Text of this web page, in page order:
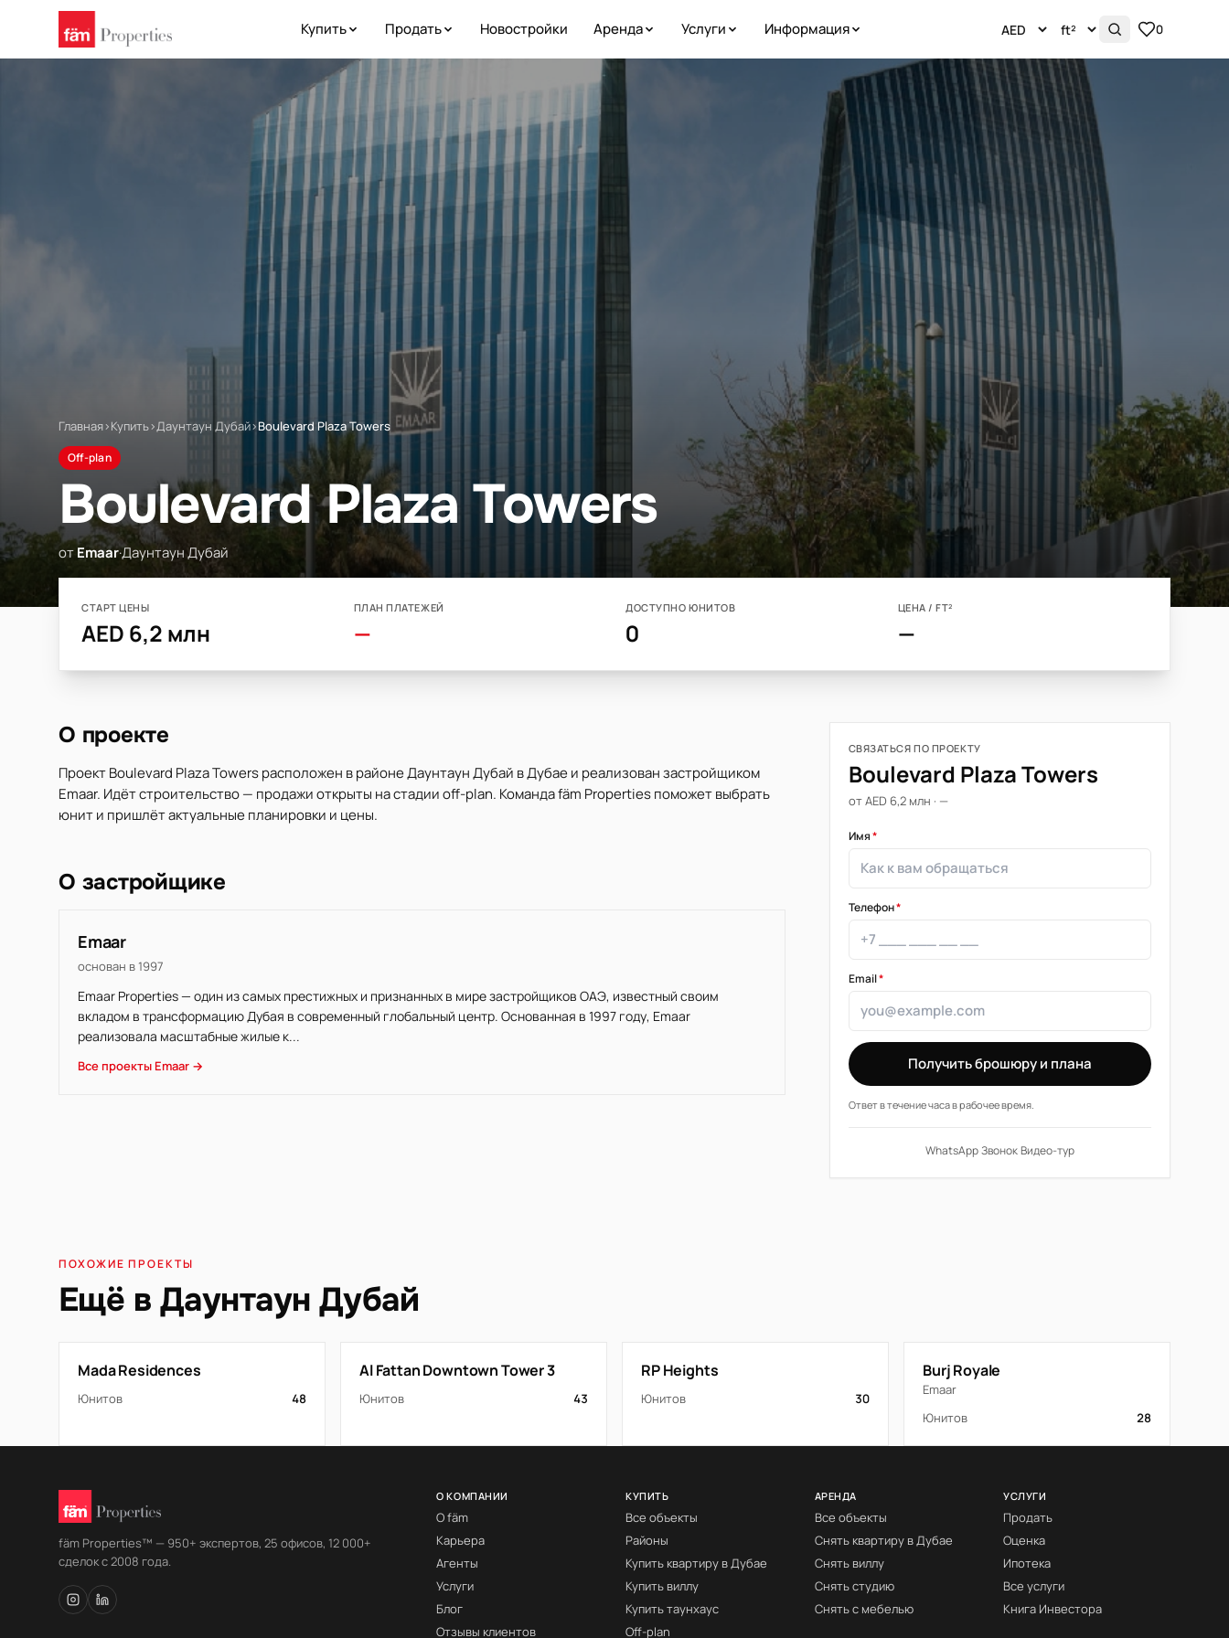
Купить Продать Новостройки Аренда Услуги Информация 0
Главная›Купить›Даунтаун Дубай›Boulevard Plaza Towers
Off-plan
Boulevard Plaza Towers
отEmaar·Даунтаун Дубай
СТАРТ ЦЕНЫ
AED 6,2 млн
ПЛАН ПЛАТЕЖЕЙ
—
ДОСТУПНО ЮНИТОВ
0
ЦЕНА / FT²
—
О проекте
Проект Boulevard Plaza Towers расположен в районе Даунтаун Дубай в Дубае и реализован застройщиком
Emaar. Идёт строительство — продажи открыты на стадии off-plan. Команда fäm Properties поможет выбрать
юнит и пришлёт актуальные планировки и цены.
О застройщике
Emaar
основан в 1997
Emaar Properties — один из самых престижных и признанных в мире застройщиков ОАЭ, известный своим
вкладом в трансформацию Дубая в современный глобальный центр. Основанная в 1997 году, Emaar
реализовала масштабные жилые к...
Все проекты Emaar →
СВЯЗАТЬСЯ ПО ПРОЕКТУ
Boulevard Plaza Towers
от AED 6,2 млн · —
Имя*
Телефон*
Email*
Получить брошюру и плана
Ответ в течение часа в рабочее время.
WhatsApp·Звонок·Видео-тур
ПОХОЖИЕ ПРОЕКТЫ
Ещё в Даунтаун Дубай
Mada Residences
Юнитов 48
Al Fattan Downtown Tower 3
Юнитов 43
RP Heights
Юнитов 30
Burj Royale
Emaar
Юнитов
28
fäm Properties™ — 950+ экспертов, 25 офисов, 12 000+
сделок с 2008 года.
О КОМПАНИИ
О fäm
Карьера
Агенты
Услуги
Блог
Отзывы клиентов
КУПИТЬ
Все объекты
Районы
Купить квартиру в Дубае
Купить виллу
Купить таунхаус
Off-plan
АРЕНДА
Все объекты
Снять квартиру в Дубае
Снять виллу
Снять студию
Снять с мебелью
УСЛУГИ
Продать
Оценка
Ипотека
Все услуги
Книга Инвестора